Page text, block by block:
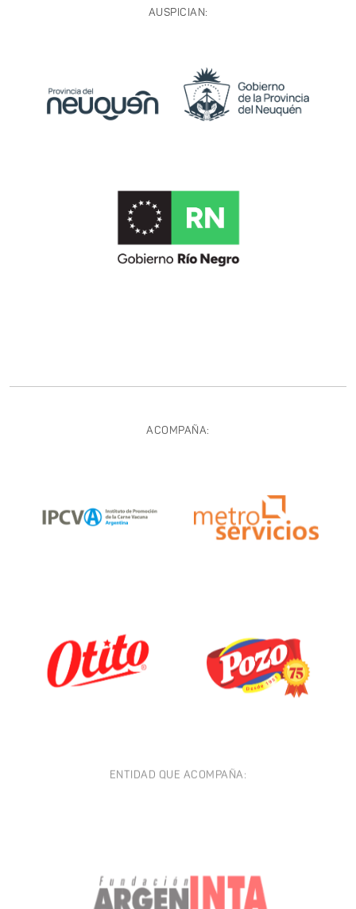
AUSPICIAN:
ACOMPAÑA:
ENTIDAD QUE ACOMPAÑA: